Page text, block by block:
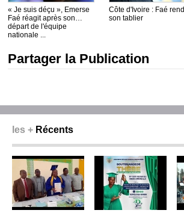
« Je suis déçu », Emerse
Faé réagit après son
départ de l'équipe
nationale ...
Côte d'Ivoire : Faé rend
son tablier
Partager la Publication
les + Récents